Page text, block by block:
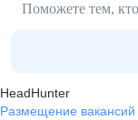
Поможете тем,
HeadHunter
Размещение вакансий